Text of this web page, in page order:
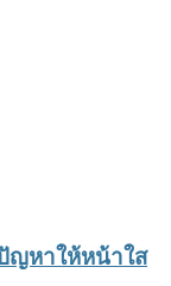
ญหาให้หน้าใส